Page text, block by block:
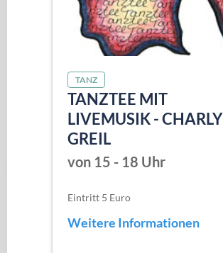
TANZ
TANZTEE MIT
LIVEMUSIK - CHARLY
GREIL
von 15 - 18 Uhr
Eintritt 5 Euro
Weitere Informationen